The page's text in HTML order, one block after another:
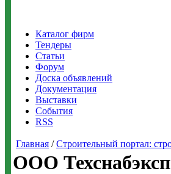
Каталог фирм
Тендеры
Статьи
Форум
Доска объявлений
Документация
Выставки
События
RSS
Главная /Строительный портал:
ООО